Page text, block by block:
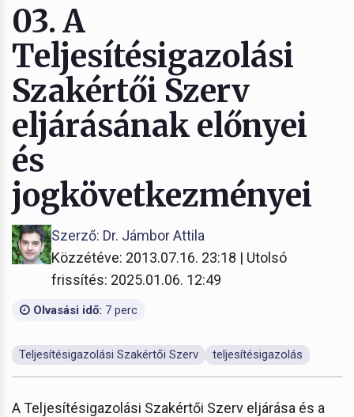
03. A
Teljesítésigazolási
Szakértői Szerv
eljárásának előnyei
és
jogkövetkezményei
Szerző: Dr. Jámbor Attila
Közzétéve: 2013.07.16. 23:18 | Utolsó
frissítés: 2025.01.06. 12:49
Olvasási idő: 7 perc
Teljesítésigazolási Szakértői Szerv teljesítésigazolás
A Teljesítésigazolási Szakértői Szerv eljárása és a